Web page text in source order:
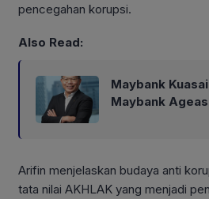
pencegahan korupsi.
Also Read:
Maybank
Maybank
Arifin menjelaskan budaya anti
tata nilai AKHLAK yang menjadi